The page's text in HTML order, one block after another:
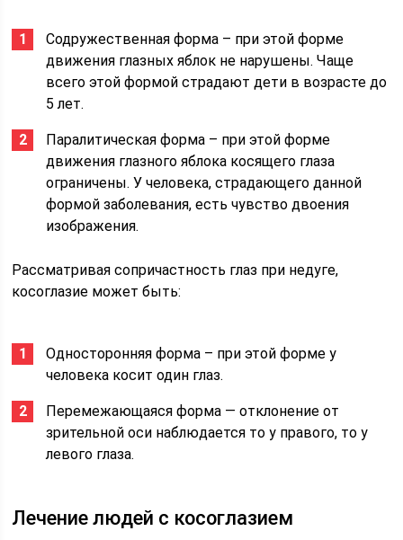
Содружественная форма – при этой форме
движения глазных яблок не нарушены. Чаще
всего этой формой страдают дети в возрасте до
5 лет.
Паралитическая форма – при этой форме
движения глазного яблока косящего глаза
ограничены. У человека, страдающего данной
формой заболевания, есть чувство двоения
изображения.
Рассматривая сопричастность глаз при недуге,
косоглазие может быть:
Односторонняя форма – при этой форме у
человека косит один глаз.
Перемежающаяся форма — отклонение от
зрительной оси наблюдается то у правого, то у
левого глаза.
Лечение людей с косоглазием